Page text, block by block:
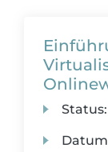
Status: